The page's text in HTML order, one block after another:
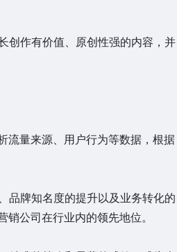
作有价值、原创性强的内容，并
量来源、用户行为等数据，根据
牌知名度的提升以及业务转化的
销公司在行业内的领先地位。